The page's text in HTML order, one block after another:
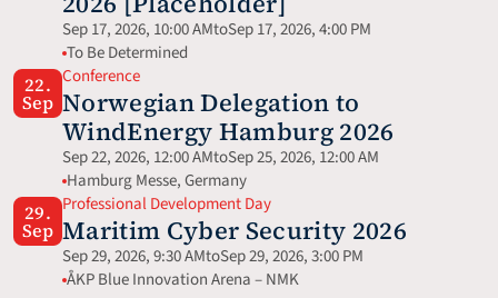
Sep 17, 2026, 10:00 AMtoSep 17, 2026, 4:00 PM
To Be Determined
22.
Sep
Conference
Norwegian Delegation to
WindEnergy Hamburg 2026
Sep 22, 2026, 12:00 AMtoSep 25, 2026, 12:00 AM
Hamburg Messe, Germany
29.
Sep
Professional Development Day
Maritim Cyber Security 2026
Sep 29, 2026, 9:30 AMtoSep 29, 2026, 3:00 PM
ÅKP Blue Innovation Arena – NMK